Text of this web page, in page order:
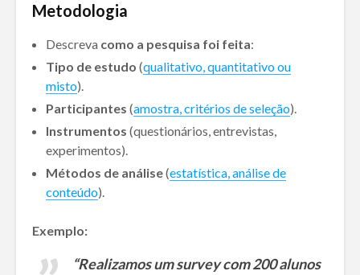
Metodologia
Descreva como a pesquisa foi feita:
Tipo de estudo (qualitativo, quantitativo ou
misto).
Participantes (amostra, critérios de seleção).
Instrumentos (questionários, entrevistas,
experimentos).
Métodos de análise(estatística, análise de
conteúdo).
Exemplo:
“Realizamos um survey com 200 alunos